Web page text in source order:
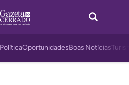
PolíticaOportunidadesBoas Notícias